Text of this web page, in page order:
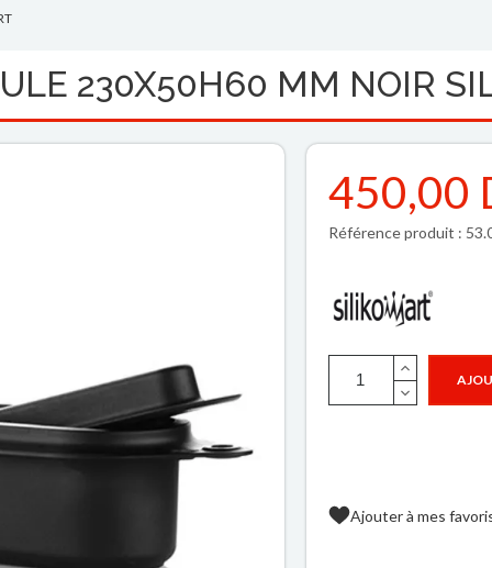
230X50H60 MM NOIR
450,00
Référence produit :
Ajouter à mes